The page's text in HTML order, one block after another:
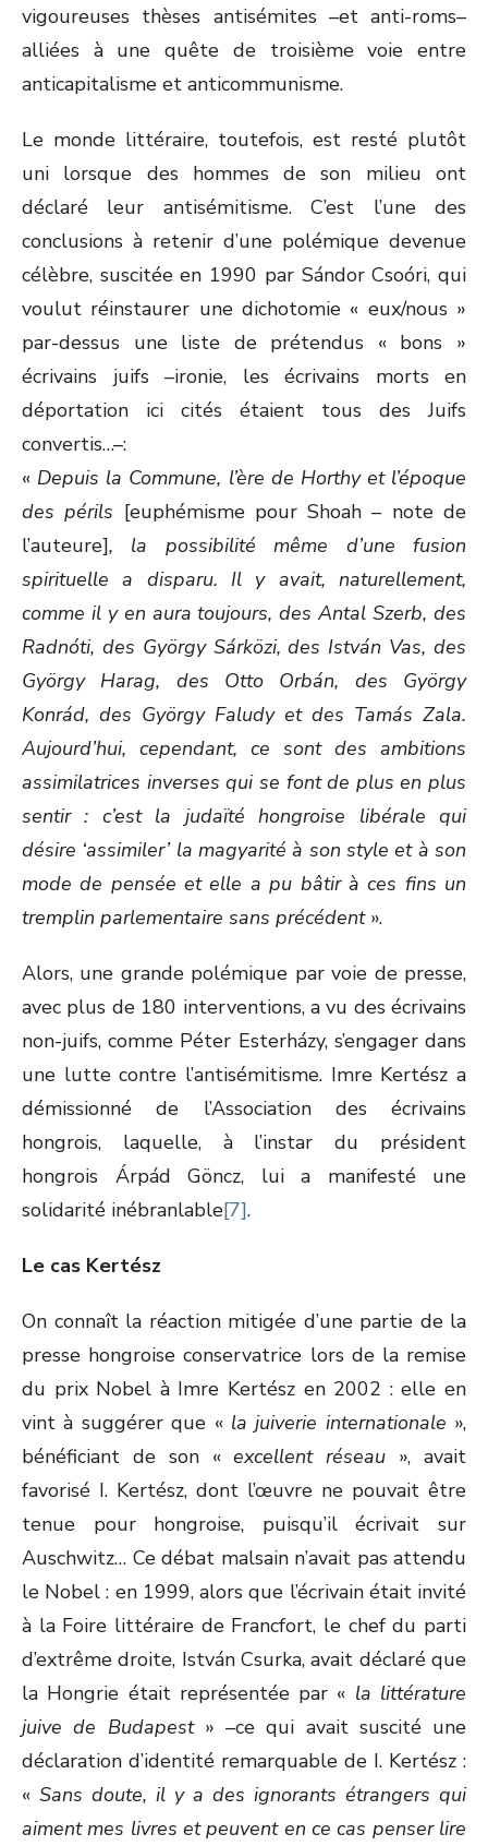
vigoureuses thèses antisémites –et anti-roms–
alliées à une quête de troisième voie entre
anticapitalisme et anticommunisme.
Le monde littéraire, toutefois, est resté plutôt
uni lorsque des hommes de son milieu ont
déclaré leur antisémitisme. C’est l’une des
conclusions à retenir d’une polémique devenue
célèbre, suscitée en 1990 par Sándor Csoóri, qui
voulut réinstaurer une dichotomie « eux/nous »
par-dessus une liste de prétendus « bons »
écrivains juifs –ironie, les écrivains morts en
déportation ici cités étaient tous des Juifs
convertis…–:
« Depuis la Commune, l’ère de Horthy et l’époque
des périls [euphémisme pour Shoah – note de
l’auteure], la possibilité même d’une fusion
spirituelle a disparu. Il y avait, naturellement,
comme il y en aura toujours, des Antal Szerb, des
Radnóti, des György Sárközi, des István Vas, des
György Harag, des Otto Orbán, des György
Konrád, des György Faludy et des Tamás Zala.
Aujourd’hui, cependant, ce sont des ambitions
assimilatrices inverses qui se font de plus en plus
sentir : c’est la judaïté hongroise libérale qui
désire ‘assimiler’ la magyarité à son style et à son
mode de pensée et elle a pu bâtir à ces fins un
tremplin parlementaire sans précédent ».
Alors, une grande polémique par voie de presse,
avec plus de 180 interventions, a vu des écrivains
non-juifs, comme Péter Esterházy, s’engager dans
une lutte contre l’antisémitisme. Imre Kertész a
démissionné de l’Association des écrivains
hongrois, laquelle, à l’instar du président
hongrois Árpád Göncz, lui a manifesté une
solidarité inébranlable[7].
Le cas Kertész
On connaît la réaction mitigée d’une partie de la
presse hongroise conservatrice lors de la remise
du prix Nobel à Imre Kertész en 2002 : elle en
vint à suggérer que « la juiverie internationale »,
bénéficiant de son «excellent réseau », avait
favorisé I. Kertész, dont l’œuvre ne pouvait être
tenue pour hongroise, puisqu’il écrivait sur
Auschwitz… Ce débat malsain n’avait pas attendu
le Nobel : en 1999, alors que l’écrivain était invité
à la Foire littéraire de Francfort, le chef du parti
d’extrême droite, István Csurka, avait déclaré que
la Hongrie était représentée par « la littérature
juive de Budapest » –ce qui avait suscité une
déclaration d’identité remarquable de I. Kertész :
« Sans doute, il y a des ignorants étrangers qui
aiment mes livres et peuvent en ce cas penser lire